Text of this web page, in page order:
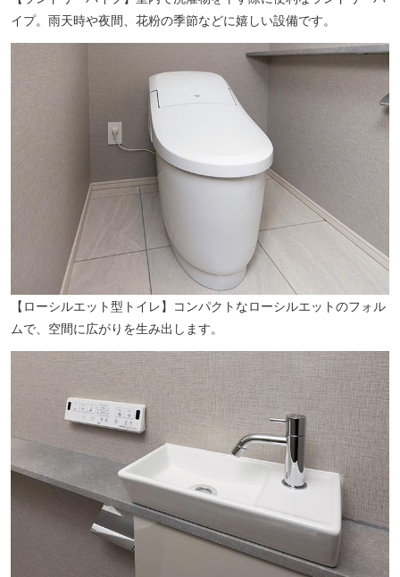
イプ。雨天時や夜間、花粉の季節などに嬉しい設備です。
【ローシルエット型トイレ】コンパクトなローシルエットのフォル
ムで、空間に広がりを生み出します。